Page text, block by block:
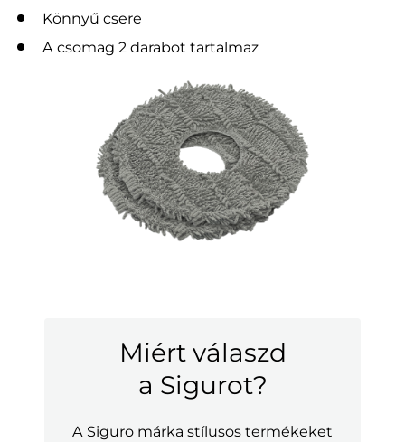
Könnyű csere
A csomag 2 darabot tartalmaz
Miért válaszd
a Sigurot?
A Siguro márka stílusos termékeket